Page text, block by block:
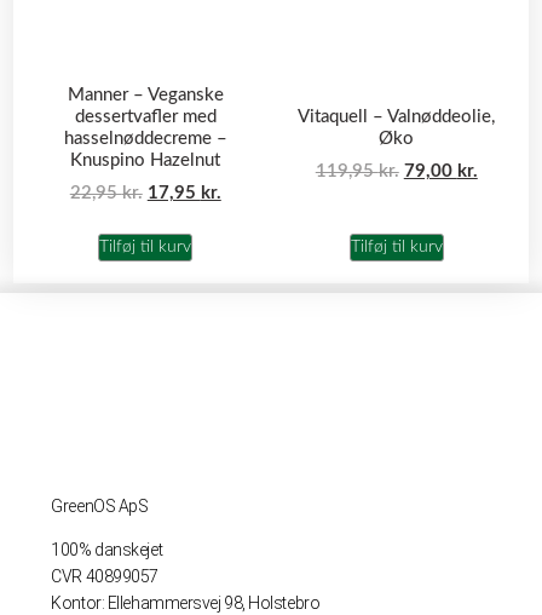
Manner – Veganske
dessertvafler med
hasselnøddecreme –
Knuspino Hazelnut
22,95kr. 17,95 kr.
Tilføj til kurv
Vitaquell – Valnøddeolie,
Øko
119,95kr. 79,00 kr.
Tilføj til kurv
GreenOS ApS
100% danskejet
CVR 40899057
Kontor: Ellehammersvej 98, Holstebro